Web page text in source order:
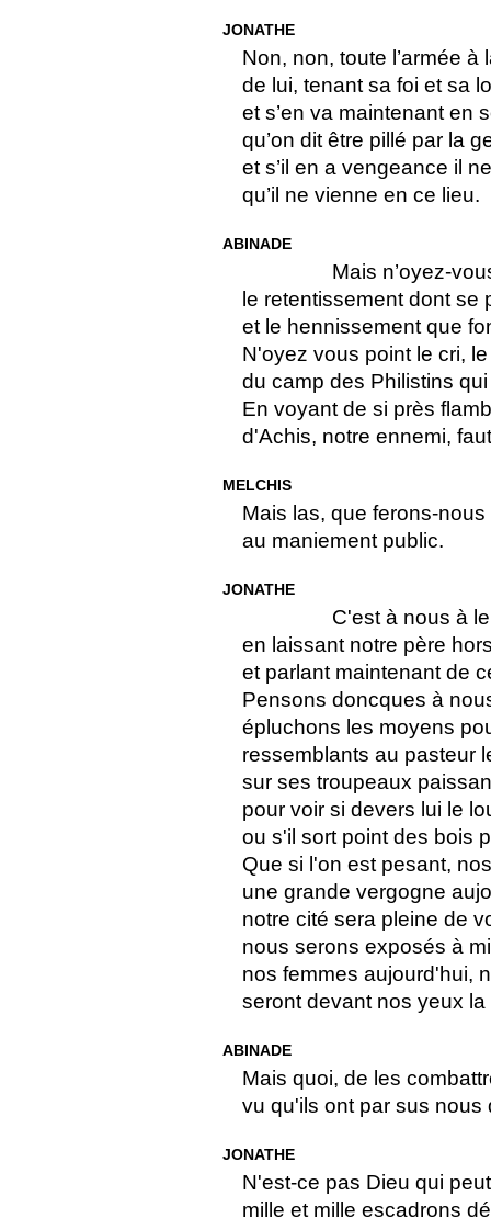
JONATHE
Non, non, toute l’armée à
de lui, tenant sa foi et sa
et s’en va maintenant en
qu’on dit être pillé par la
et s’il en a vengeance il
qu’il ne vienne en ce lieu.
ABINADE
Mais n’oyez-
le retentissement dont se
et le hennissement que
N'oyez vous point le cri,
du camp des Philistins
En voyant de si près
d'Achis, notre ennemi,
MELCHIS
Mais las, que ferons-
au maniement public.
JONATHE
C'est à nous à
en laissant notre père
et parlant maintenant de
Pensons doncques à
épluchons les moyens
ressemblants au pasteur
sur ses troupeaux
pour voir si devers lui le
ou s'il sort point des bois
Que si l'on est pesant,
une grande vergogne
notre cité sera pleine de
nous serons exposés à
nos femmes aujourd'hui,
seront devant nos yeux
ABINADE
Mais quoi, de les
vu qu'ils ont par sus nous
JONATHE
N'est-ce pas Dieu qui
mille et mille escadrons